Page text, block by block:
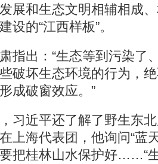
展和生态文明相辅相成
设的“江西样板”。
出：“生态等到污染了
破坏生态环境的行为，
成破窗效应。”
近平还了解了野生东北
上海代表团，他询问“蓝
把桂林山水保护好……“